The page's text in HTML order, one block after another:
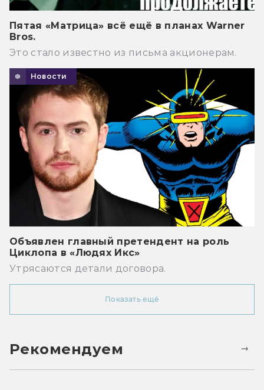
Пятая «Матрица» всё ещё в планах Warner
Bros.
Это стало известно из письма акционерам.
Новости
Объявлен главный претендент на роль
Циклопа в «Людях Икс»
Утрясаются детали договора.
Показать ещё
Рекомендуем